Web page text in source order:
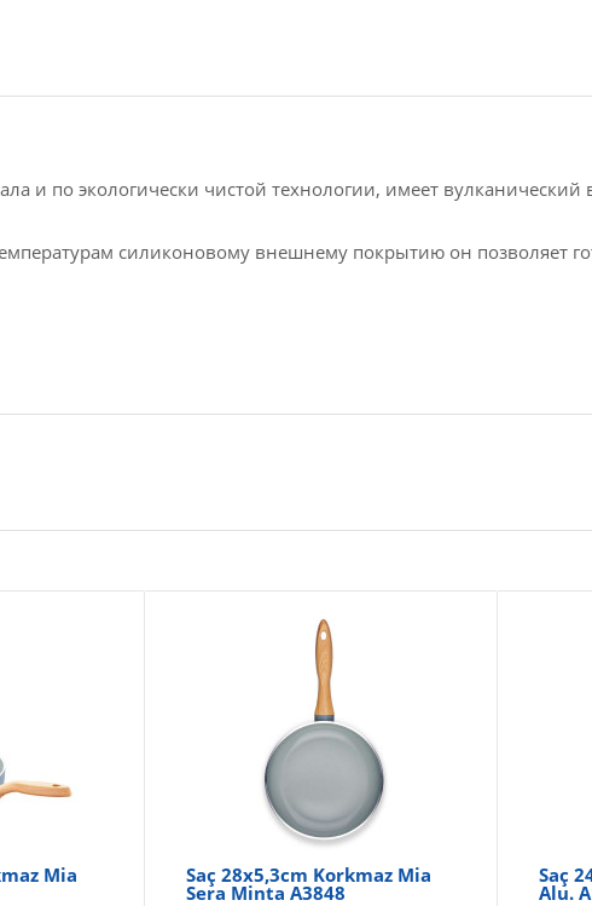
и по экологически чистой технологии, имеет
силиконовому внешнему покрытию он позволяет
Mia Saç 28x5,3cm Korkmaz Mia
Sera Minta A3848
Saç
Alu.